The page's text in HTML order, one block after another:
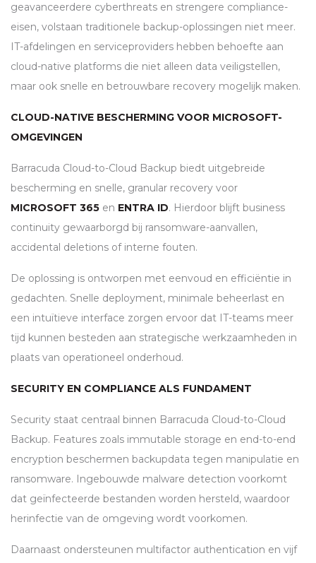
geavanceerdere cyberthreats en strengere compliance-
eisen, volstaan traditionele backup-oplossingen niet meer.
IT-afdelingen en serviceproviders hebben behoefte aan
cloud-native platforms die niet alleen data veiligstellen,
maar ook snelle en betrouwbare recovery mogelijk maken.
CLOUD-NATIVE BESCHERMING VOOR MICROSOFT-
OMGEVINGEN
Barracuda Cloud-to-Cloud Backup biedt uitgebreide
bescherming en snelle, granular recovery voor
MICROSOFT 365 en ENTRA ID. Hierdoor blijft business
continuity gewaarborgd bij ransomware-aanvallen,
accidental deletions of interne fouten.
De oplossing is ontworpen met eenvoud en efficiëntie in
gedachten. Snelle deployment, minimale beheerlast en
een intuïtieve interface zorgen ervoor dat IT-teams meer
tijd kunnen besteden aan strategische werkzaamheden in
plaats van operationeel onderhoud.
SECURITY EN COMPLIANCE ALS FUNDAMENT
Security staat centraal binnen Barracuda Cloud-to-Cloud
Backup. Features zoals immutable storage en end-to-end
encryption beschermen backupdata tegen manipulatie en
ransomware. Ingebouwde malware detection voorkomt
dat geïnfecteerde bestanden worden hersteld, waardoor
herinfectie van de omgeving wordt voorkomen.
Daarnaast ondersteunen multifactor authentication en vijf